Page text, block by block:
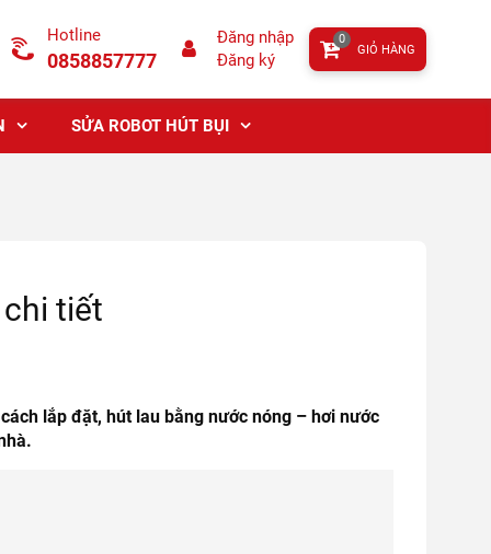
Hotline
0858857777
Đăng nhập
Đăng ký
GIỎ HÀNG
0
SỬA ROBOT HÚT BỤI
tiết
lắp đặt, hút lau bằng nước nóng – hơi nước